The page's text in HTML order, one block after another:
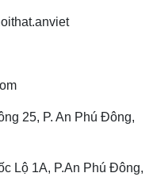
25, P. An Phú Đông,
Lộ 1A, P.An Phú Đông,